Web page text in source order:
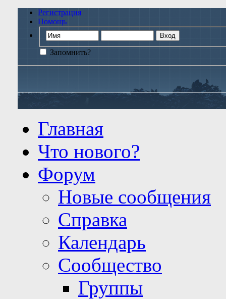
Регистрация
Помощь
Запомнить?
Главная
Что нового?
Форум
Новые сообщения
Справка
Календарь
Сообщество
Группы